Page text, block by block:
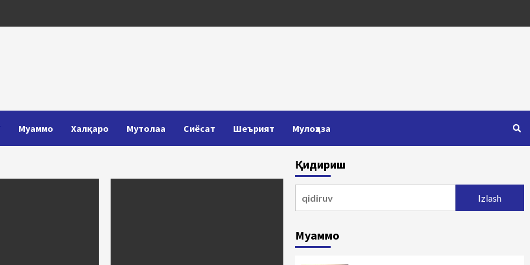
Муаммо Халқаро Мутолаа Сиёсат Шеърият Мулоҳаза
Қидириш
Муаммо